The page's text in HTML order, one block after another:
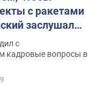
с ракетами
заслушал
и объявил о
с
кадровые вопросы в